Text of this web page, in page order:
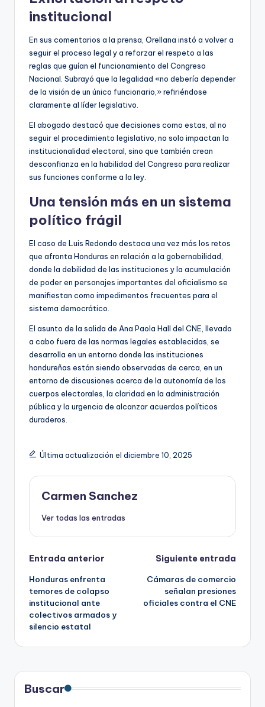
institucional
En sus comentarios a la prensa, Orellana instó a volver a
seguir el proceso legal y a reforzar el respeto a las
reglas que guían el funcionamiento del Congreso
Nacional. Subrayó que la legalidad «no debería depender
de la visión de un único funcionario,» refiriéndose
claramente al líder legislativo.
El abogado destacó que decisiones como estas, al no
seguir el procedimiento legislativo, no solo impactan la
institucionalidad electoral, sino que también crean
desconfianza en la habilidad del Congreso para realizar
sus funciones conforme a la ley.
Una tensión más en un sistema
político frágil
El caso de Luis Redondo destaca una vez más los retos
que afronta Honduras en relación a la gobernabilidad,
donde la debilidad de las instituciones y la acumulación
de poder en personajes importantes del oficialismo se
manifiestan como impedimentos frecuentes para el
sistema democrático.
El asunto de la salida de Ana Paola Hall del CNE, llevado
a cabo fuera de las normas legales establecidas, se
desarrolla en un entorno donde las instituciones
hondureñas están siendo observadas de cerca, en un
entorno de discusiones acerca de la autonomía de los
cuerpos electorales, la claridad en la administración
pública y la urgencia de alcanzar acuerdos políticos
duraderos.
Última actualización el diciembre 10, 2025
Carmen Sanchez
Ver todas las entradas
Navegación
de
entradas
Entrada anterior
Honduras enfrenta
temores de colapso
institucional ante
colectivos armados y
silencio estatal
Siguiente entrada
Cámaras de comercio
señalan presiones
oficiales contra el CNE
Buscar